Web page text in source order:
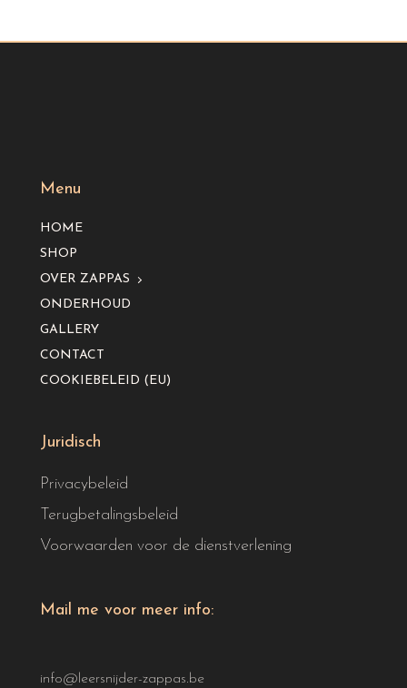
Menu
HOME
SHOP
OVER ZAPPAS
ONDERHOUD
GALLERY
CONTACT
COOKIEBELEID (EU)
Juridisch
Privacybeleid
Terugbetalingsbeleid
Voorwaarden voor de dienstverlening
Mail me voor meer info:
info@leersnijder-zappas.be